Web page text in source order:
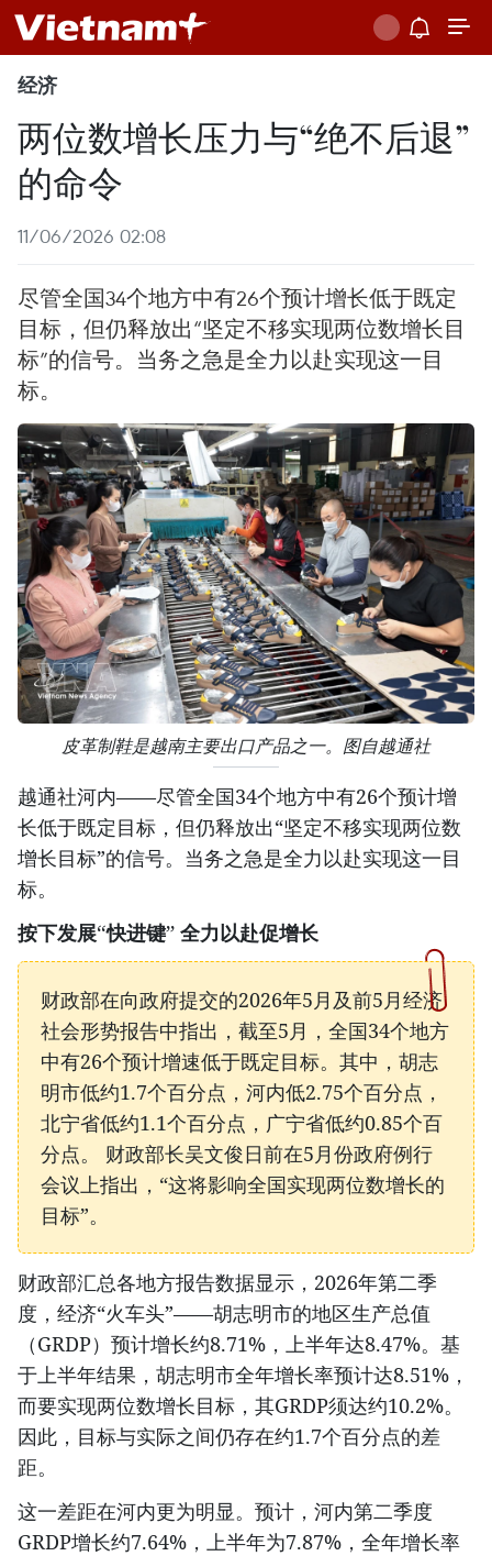
经济
两位数增长压力与“绝不后退”
的命令
11/06/2026 02:08
尽管全国34个地方中有26个预计增长低于既定
目标，但仍释放出“坚定不移实现两位数增长目
标”的信号。当务之急是全力以赴实现这一目
标。
皮革制鞋是越南主要出口产品之一。图自越通社
越通社河内——尽管全国34个地方中有26个预计增
长低于既定目标，但仍释放出“坚定不移实现两位数
增长目标”的信号。当务之急是全力以赴实现这一目
标。
按下发展“快进键” 全力以赴促增长
财政部在向政府提交的2026年5月及前5月经济
社会形势报告中指出，截至5月，全国34个地方
中有26个预计增速低于既定目标。其中，胡志
明市低约1.7个百分点，河内低2.75个百分点，
北宁省低约1.1个百分点，广宁省低约0.85个百
分点。 财政部长吴文俊日前在5月份政府例行
会议上指出，“这将影响全国实现两位数增长的
目标”。
财政部汇总各地方报告数据显示，2026年第二季
度，经济“火车头”——胡志明市的地区生产总值
（GRDP）预计增长约8.71%，上半年达8.47%。基
于上半年结果，胡志明市全年增长率预计达8.51%，
而要实现两位数增长目标，其GRDP须达约10.2%。
因此，目标与实际之间仍存在约1.7个百分点的差
距。
这一差距在河内更为明显。预计，河内第二季度
GRDP增长约7.64%，上半年为7.87%，全年增长率